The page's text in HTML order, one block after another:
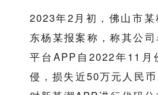
2023年2月初，佛山市
东杨某报案称，称其公
平台APP自2022年11月
侵，损失近50万元人民